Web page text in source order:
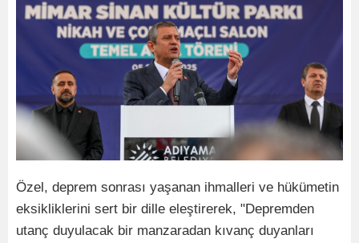
Özel, deprem sonrası yaşanan ihmalleri ve hükümetin
eksikliklerini sert bir dille eleştirerek, "Depremden
utanç duyulacak bir manzaradan kıvanç duyanları